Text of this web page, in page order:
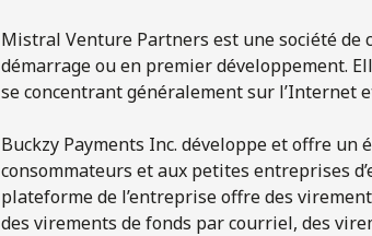
Mistral Venture Partners est une société
démarrage ou en premier développement.
se concentrant généralement sur l’Internet
Buckzy Payments Inc. développe et offre
consommateurs et aux petites entreprises
plateforme de l’entreprise offre des
des virements de fonds par courriel, des